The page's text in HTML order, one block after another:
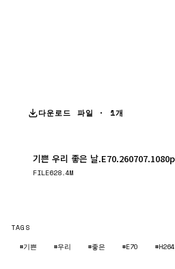
다운로드 파일 · 1개
FILE628.4M
TAGS
#기쁜
#우리 #좋은 #E70 #H264